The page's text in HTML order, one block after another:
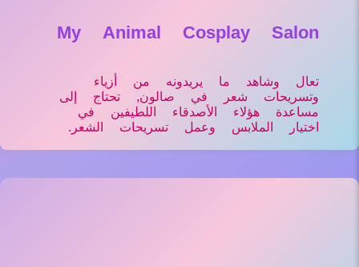
My Animal Cosplay Salon
تعال وشاهد ما يريدونه من أزياء
وتسريحات شعر في صالون, تحتاج إلى
مساعدة هؤلاء الأصدقاء اللطيفين في
اختيار الملابس وعمل تسريحات الشعر.